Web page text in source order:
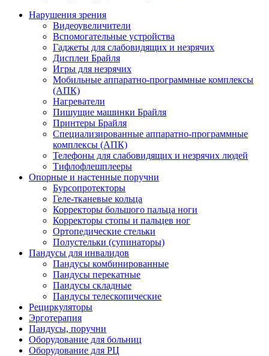
Нарушения зрения
Видеоувеличители
Вспомогательные устройства
Гаджеты для слабовидящих и незрячих
Дисплеи Брайля
Игры для незрячих
Мобильные аппаратно-программные комплексы
(АПК)
Нагреватели
Пишущие машинки Брайля
Принтеры Брайля
Специализированные аппаратно-программные
комплексы (АПК)
Телефоны для слабовидящих и незрячих людей
Тифлофлешплееры
Опорные и настенные поручни
Бурсопротекторы
Геле-тканевые кольца
Корректоры большого пальца ноги
Корректоры стопы и пальцев ног
Ортопедические стельки
Полустельки (супинаторы)
Пандусы для инвалидов
Пандусы комбинированные
Пандусы перекатные
Пандусы складные
Пандусы телескопические
Рециркуляторы
Эрготерапия
Пандусы, поручни
Оборудование для больниц
Оборудование для РЦ